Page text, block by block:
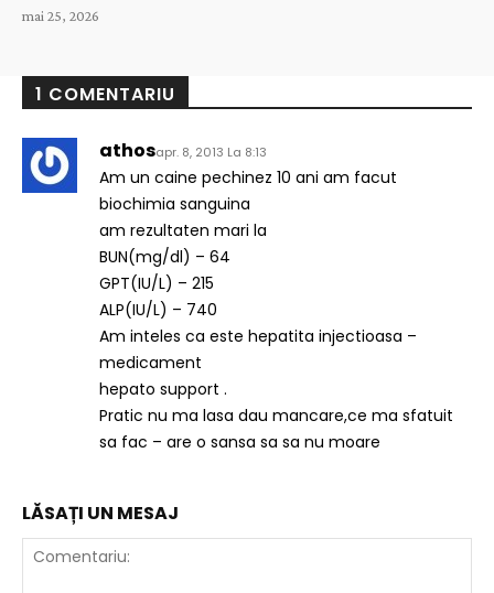
mai 25, 2026
1 COMENTARIU
athosapr. 8, 2013 La 8:13
Am un caine pechinez 10 ani am facut
biochimia sanguina
am rezultaten mari la
BUN(mg/dl) – 64
GPT(IU/L) – 215
ALP(IU/L) – 740
Am inteles ca este hepatita injectioasa –
medicament
hepato support .
Pratic nu ma lasa dau mancare,ce ma sfatuit
sa fac – are o sansa sa sa nu moare
LĂSAȚI UN MESAJ